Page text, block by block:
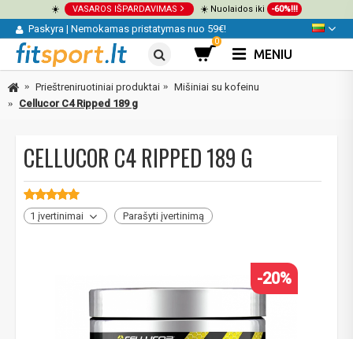
☀️ VASAROS IŠPARDAVIMAS ☀️ Nuolaidos iki -60%!!!
Paskyra | Nemokamas pristatymas nuo 59€!
0
MENIU
Prieštreniruotiniai produktai
Mišiniai su kofeinu
Cellucor C4 Ripped 189 g
CELLUCOR C4 RIPPED 189 G
1 įvertinimai Parašyti įvertinimą
-20%